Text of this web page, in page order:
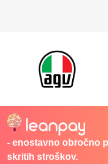
- enostavno obročno
skritih stroškov.